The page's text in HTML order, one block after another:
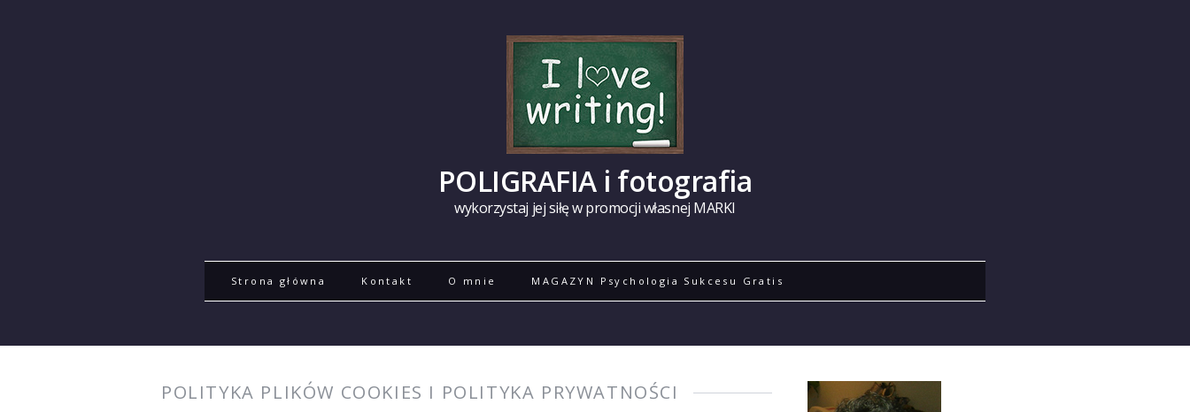
POLIGRAFIA i fotografia
wykorzystaj jej siłę w promocji własnej MARKI
Strona główna Kontakt O mnie MAGAZYN Psychologia Sukcesu Gratis
POLITYKA PLIKÓW COOKIES I POLITYKA PRYWATNOŚCI